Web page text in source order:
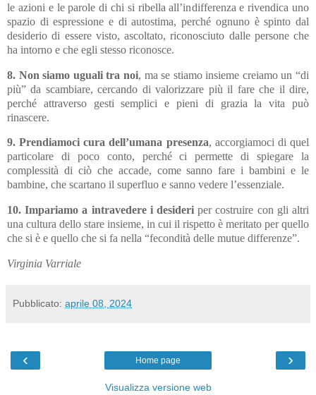
le azioni e le parole di chi si ribella all’indifferenza e rivendica uno
spazio di espressione e di autostima, perché ognuno è spinto dal
desiderio di essere visto, ascoltato, riconosciuto dalle persone che
ha intorno e che egli stesso riconosce.
8. Non siamo uguali tra noi, ma se stiamo insieme creiamo un “di
più” da scambiare, cercando di valorizzare più il fare che il dire,
perché attraverso gesti semplici e pieni di grazia la vita può
rinascere.
9. Prendiamoci cura dell’umana presenza, accorgiamoci di quel
particolare di poco conto, perché ci permette di spiegare la
complessità di ciò che accade, come sanno fare i bambini e le
bambine, che scartano il superfluo e sanno vedere l’essenziale.
10. Impariamo a intravedere i desideri per costruire con gli altri
una cultura dello stare insieme, in cui il rispetto è meritato per quello
che si è e quello che si fa nella “fecondità delle mutue differenze”.
Virginia Varriale
Pubblicato: aprile 08, 2024
‹ ›
Home page
Visualizza versione web